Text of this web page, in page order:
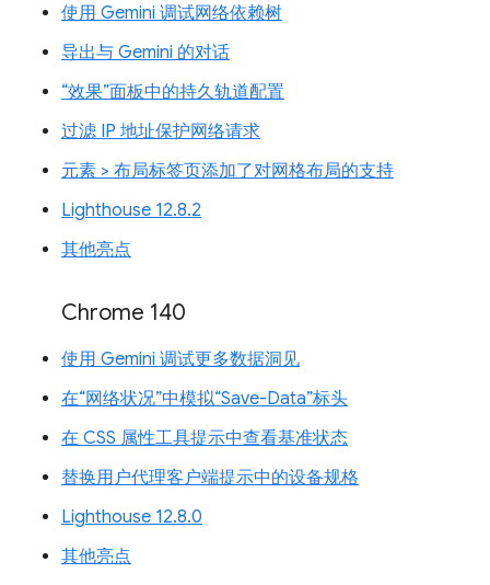
使用 Gemini 调试网络依赖树
导出与 Gemini 的对话
“效果”面板中的持久轨道配置
过滤 IP 地址保护网络请求
元素 > 布局标签页添加了对网格布局的支持
Lighthouse 12.8.2
其他亮点
Chrome 140
使用 Gemini 调试更多数据洞见
在“网络状况”中模拟“Save-Data”标头
在 CSS 属性工具提示中查看基准状态
替换用户代理客户端提示中的设备规格
Lighthouse 12.8.0
其他亮点